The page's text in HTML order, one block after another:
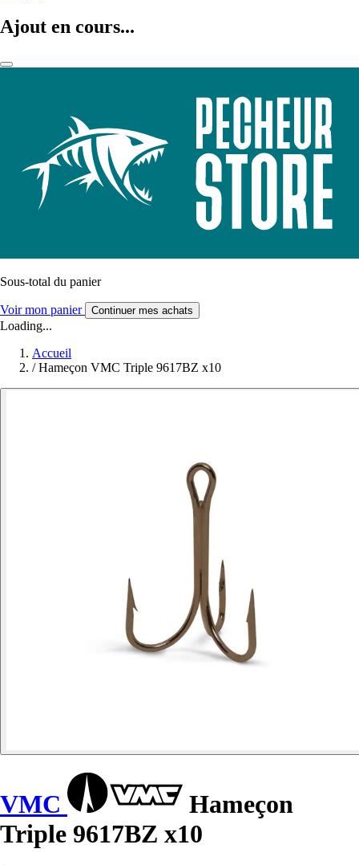
Ajout en cours...
Sous-total du panier
Voir mon panier Continuer mes achats
Loading...
Accueil
/ Hameçon VMC Triple 9617BZ x10
VMC
Hameçon
Triple 9617BZ x10